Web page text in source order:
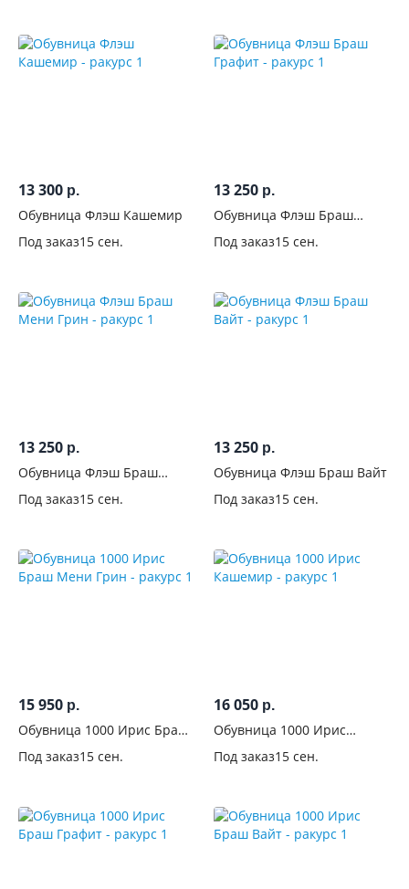
13 300 р.
Обувница Флэш Кашемир
Под заказ15 сен.
13 250 р.
Обувница Флэш Браш
Под заказ15 сен.
13 250 р.
Обувница Флэш Браш
Под заказ15 сен.
13 250 р.
Обувница Флэш Браш Вайт
Под заказ15 сен.
15 950 р.
Обувница 1000 Ирис Браш
Под заказ15 сен.
16 050 р.
Обувница 1000 Ирис
Под заказ15 сен.